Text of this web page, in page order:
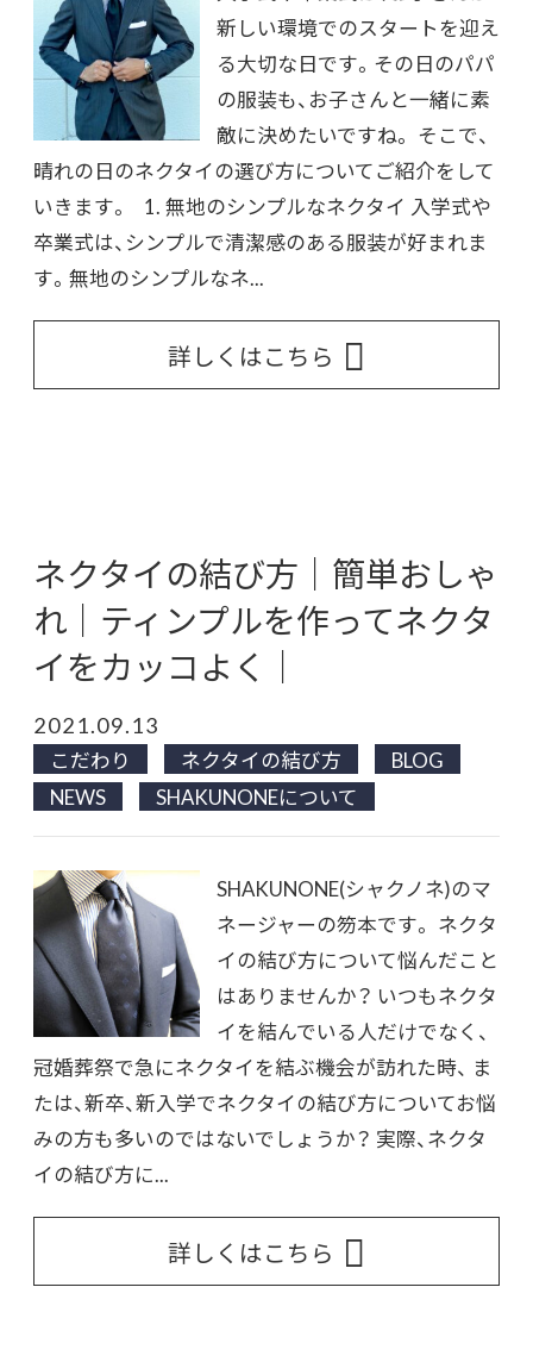
新しい環境でのスタートを迎え
る大切な日です。その日のパパ
の服装も、お子さんと一緒に素
敵に決めたいですね。 そこで、
晴れの日のネクタイの選び方についてご紹介をして
いきます。 1. 無地のシンプルなネクタイ 入学式や
卒業式は、シンプルで清潔感のある服装が好まれま
す。無地のシンプルなネ...
詳しくはこちら
ネクタイの結び方｜簡単おしゃ
れ｜ティンプルを作ってネクタ
イをカッコよく｜
2021.09.13
こだわり ネクタイの結び方
BLOG
NEWS
SHAKUNONEについて
SHAKUNONE(シャクノネ)のマ
ネージャーの笏本です。 ネクタ
イの結び方について悩んだこと
はありませんか？ いつもネクタ
イを結んでいる人だけでなく、
冠婚葬祭で急にネクタイを結ぶ機会が訪れた時、 ま
たは、新卒、新入学でネクタイの結び方についてお悩
みの方も多いのではないでしょうか？ 実際、ネクタ
イの結び方に...
詳しくはこちら